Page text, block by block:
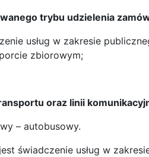
trybu udzielenia
usług w zakresie
zbiorowym;
oraz linii
– autobusowy.
świadczenie usług w